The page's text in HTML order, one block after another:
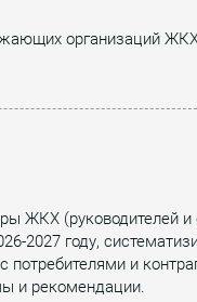
организаций
ЖКХ
2027 году,
и
и рекомендации.